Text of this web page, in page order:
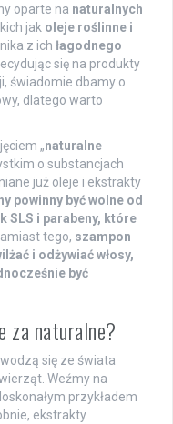
oparte na naturalnych
jak oleje roślinne i
z ich łagodnego
się na produkty
świadomie dbamy o
dlatego warto
„naturalne
o substancjach
już oleje i ekstrakty
powinny być wolne od
SLS i parabeny, które
tego, szampon
i odżywiać włosy,
być
za naturalne?
się ze świata
Weźmy na
przykładem
ekstrakty